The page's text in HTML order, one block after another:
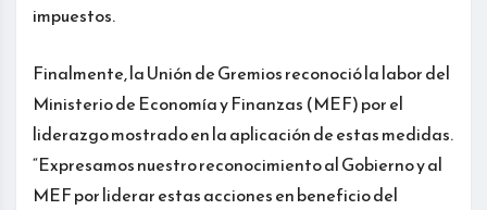
impuestos.
Finalmente, la Unión de Gremios reconoció la labor del
Ministerio de Economía y Finanzas (MEF) por el
liderazgo mostrado en la aplicación de estas medidas.
“Expresamos nuestro reconocimiento al Gobierno y al
MEF por liderar estas acciones en beneficio del